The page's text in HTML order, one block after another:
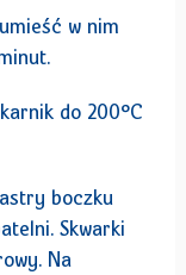
w nim
do 200°C
boczku
Skwarki
Na